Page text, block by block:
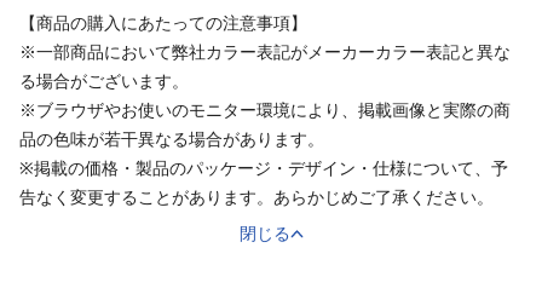
【商品の購入にあたっての注意事項】
※一部商品において弊社カラー表記がメーカーカラー表記と異な
る場合がございます。
※ブラウザやお使いのモニター環境により、掲載画像と実際の商
品の色味が若干異なる場合があります。
※掲載の価格・製品のパッケージ・デザイン・仕様について、予
告なく変更することがあります。あらかじめご了承ください。
閉じる